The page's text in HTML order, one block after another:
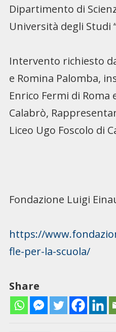
Dipartimento di
Università degli Studi
Intervento richiesto
e Romina Palomba,
Enrico Fermi di Roma
Calabrò,
Liceo Ugo Foscolo di
Fondazione Luigi
https://
fle-per-la-scuola/
Share